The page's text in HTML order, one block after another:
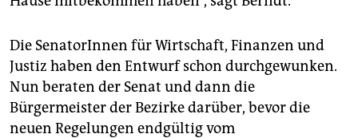
Die SenatorInnen für Wirtschaft, Finanzen und
Justiz haben den Entwurf schon durchgewunken.
Nun beraten der Senat und dann die
Bürgermeister der Bezirke darüber, bevor die
neuen Regelungen endgültig vom